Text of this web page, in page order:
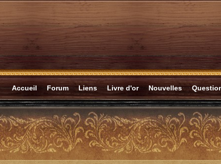
Accueil Forum Liens Livre d'or Nouvelles